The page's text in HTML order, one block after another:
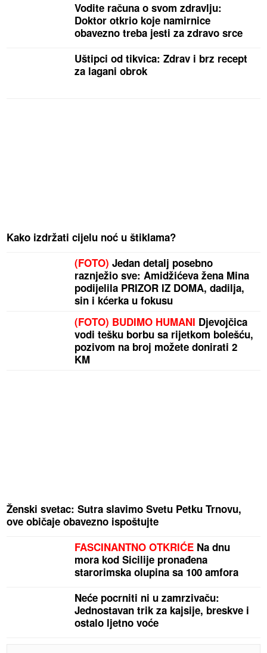
Vodite računa o svom zdravlju:
Doktor otkrio koje namirnice
obavezno treba jesti za zdravo srce
Uštipci od tikvica: Zdrav i brz recept
za lagani obrok
Kako izdržati cijelu noć u štiklama?
(FOTO) Jedan detalj posebno
raznježio sve: Amidžićeva žena Mina
podijelila PRIZOR IZ DOMA, dadilja,
sin i kćerka u fokusu
(FOTO) BUDIMO HUMANI Djevojčica
vodi tešku borbu sa rijetkom bolešću,
pozivom na broj možete donirati 2
KM
Ženski svetac: Sutra slavimo Svetu Petku Trnovu,
ove običaje obavezno ispoštujte
FASCINANTNO OTKRIĆE Na dnu
mora kod Sicilije pronađena
starorimska olupina sa 100 amfora
Neće pocrniti ni u zamrzivaču:
Jednostavan trik za kajsije, breskve i
ostalo ljetno voće